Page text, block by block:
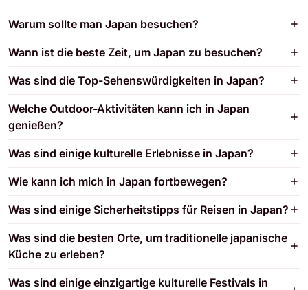
Warum sollte man Japan besuchen?
Wann ist die beste Zeit, um Japan zu besuchen?
Was sind die Top-Sehenswürdigkeiten in Japan?
Welche Outdoor-Aktivitäten kann ich in Japan
genießen?
Was sind einige kulturelle Erlebnisse in Japan?
Wie kann ich mich in Japan fortbewegen?
Was sind einige Sicherheitstipps für Reisen in Japan?
Was sind die besten Orte, um traditionelle japanische
Küche zu erleben?
Was sind einige einzigartige kulturelle Festivals in